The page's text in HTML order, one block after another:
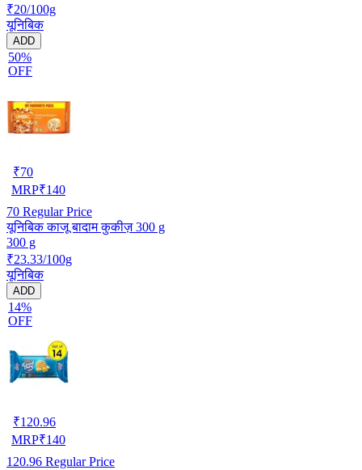
₹20/100g
यूनिबिक
ADD
50%
OFF
₹70
MRP₹140
70 Regular Price
यूनिबिक काजू बादाम कुकीज़ 300 g
300 g
₹23.33/100g
यूनिबिक
ADD
14%
OFF
₹120.96
MRP₹140
120.96 Regular Price